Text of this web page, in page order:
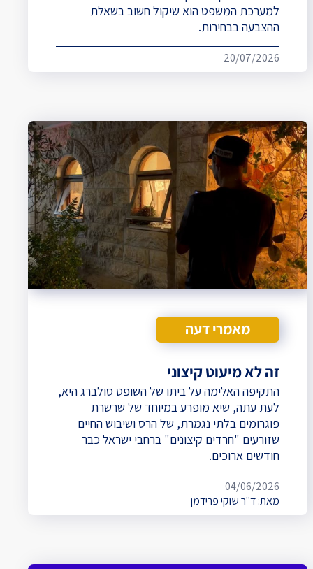
למערכת המשפט הוא שיקול חשוב בשאלת
ההצבעה בבחירות.
20/07/2026
מאמרי דעה
זה לא מיעוט קיצוני
התקיפה האלימה על ביתו של השופט סולברג היא,
לעת עתה, שיא מופרע במיוחד של שרשרת
פוגרומים בלתי נגמרת, של הרס ושיבוש החיים
שזורעים "חרדים קיצונים" ברחבי ישראל כבר
חודשים ארוכים.
04/06/2026
מאת:ד"ר שוקי פרידמן